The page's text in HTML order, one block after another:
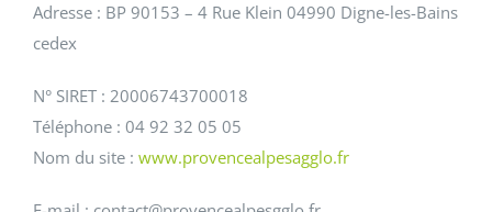
Adresse : BP 90153 – 4 Rue Klein 04990 Digne-les-Bains
cedex
N° SIRET : 20006743700018
Téléphone : 04 92 32 05 05
Nom du site : www.provencealpesagglo.fr